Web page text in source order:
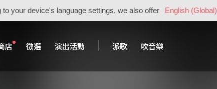
to your device's language settings, we also offer English (Global)
店 徵選 演出活動 派歌 吹音樂